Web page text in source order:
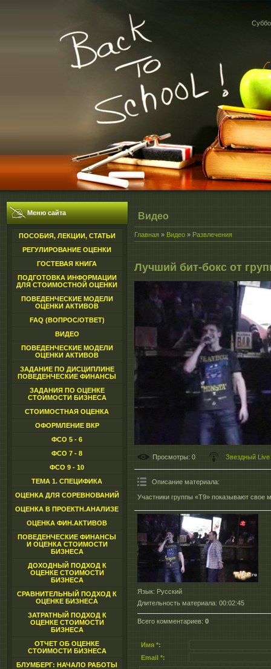
Меню сайта
ПОСОБИЯ, ЛЕКЦИИ, СТАТЬИ
РЕГУЛИРОВАНИЕ ОЦЕНКИ
ГОСТЕВАЯ КНИГА
ПОДГОТОВКА ИНФОРМАЦИИ
ДЛЯ СТОИМОСТНОЙ ОЦЕНКИ
ПОВЕДЕНЧЕСКИЕ МОДЕЛИ
ОЦЕНКИ АКТИВОВ
FAQ (ВОПРОС/ОТВЕТ)
ВИДЕО
ПОВЕДЕНЧЕСКИЕ МОДЕЛИ
ОЦЕНКИ АКТИВОВ
ЗАДАНИЕ ПО ДИСЦИПЛИНЕ
ПОВЕДЕНЧЕСКИЕ ФИНАНСЫ
ЗАДАНИЯ ПО ОЦЕНКЕ
СТОИМОСТИ БИЗНЕСА
СТОИМОСТНАЯ ОЦЕНКА
ОФОРМЛЕНИЕ ВКР
ФСО 5 - 6
ФСО 7 - 8
ФСО 9 - 10
ТЕМА 1. СПЕЦИФИКА
ОЦЕНКА ДЛЯ СОРЕВНОВАНИЙ
ОЦЕНКА В ПРОЕКТН.АНАЛИЗЕ
ОЦЕНКА ФИН.АКТИВОВ
ПОВЕДЕНЧЕСКИЕ ФИНАНСЫ
И ОЦЕНКА СТОИМОСТИ
БИЗНЕСА
ДОХОДНЫЙ ПОДХОД К
ОЦЕНКЕ СТОИМОСТИ
БИЗНЕСА
СРАВНИТЕЛЬНЫЙ ПОДХОД К
ОЦЕНКЕ БИЗНЕСА
ЗАТРАТНЫЙ ПОДХОД К
ОЦЕНКЕ СТОИМОСТИ
БИЗНЕСА
ОТЧЕТ ОБ ОЦЕНКЕ
СТОИМОСТИ БИЗНЕСА
БЛУМБЕРГ: НАЧАЛО РАБОТЫ
Видео
Главная » Видео » Развлечения
Лучший бит-бокс от
Просмотры: 0 Звездный Live
Описание материала:
Участники группы «Т9» показывают свое
Язык: Русский
Длительность материала: 00:02:45
Всего комментариев: 0
Имя *:
Email *: